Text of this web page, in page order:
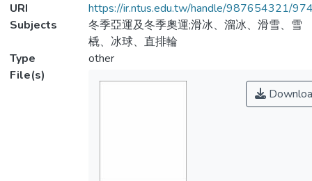
URI
https://ir.ntus.edu.tw/handle/987654321/
Subjects
冬季亞運及冬季奧運;滑冰、溜冰、滑雪、雪
橇、冰球、直排輪
Type
other
File(s)